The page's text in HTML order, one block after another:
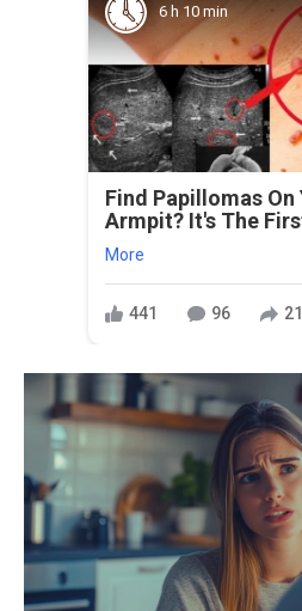
6 h 10 min
Find Papillomas On
Armpit? It's The
More
441 96